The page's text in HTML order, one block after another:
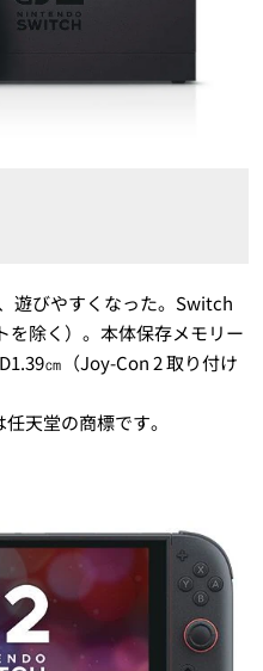
遊びやすくなった。Switch
を除く）。本体保存メモリー
㎝（Joy-Con 2 取り付け
堂の商標です。